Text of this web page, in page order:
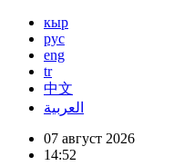
кыр
рус
eng
tr
中文
العربية
07 август 2026
14:52